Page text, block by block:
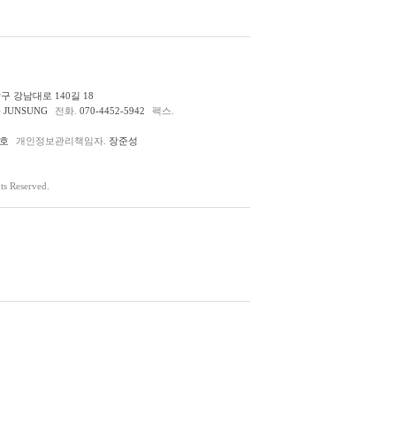
강남대로 140길 18
JUNSUNG 전화. 070-4452-5942
팩스.
개인정보관리책임자. 장준성
Reserved.